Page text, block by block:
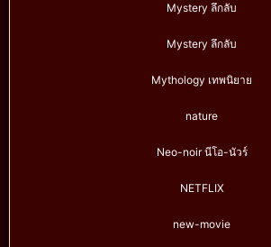
Mystery ลึกลับ
Mystery ลึกลับ
Mythology เทพนิยาย
nature
Neo-noir นีโอ-นัวร์
NETFLIX
new-movie